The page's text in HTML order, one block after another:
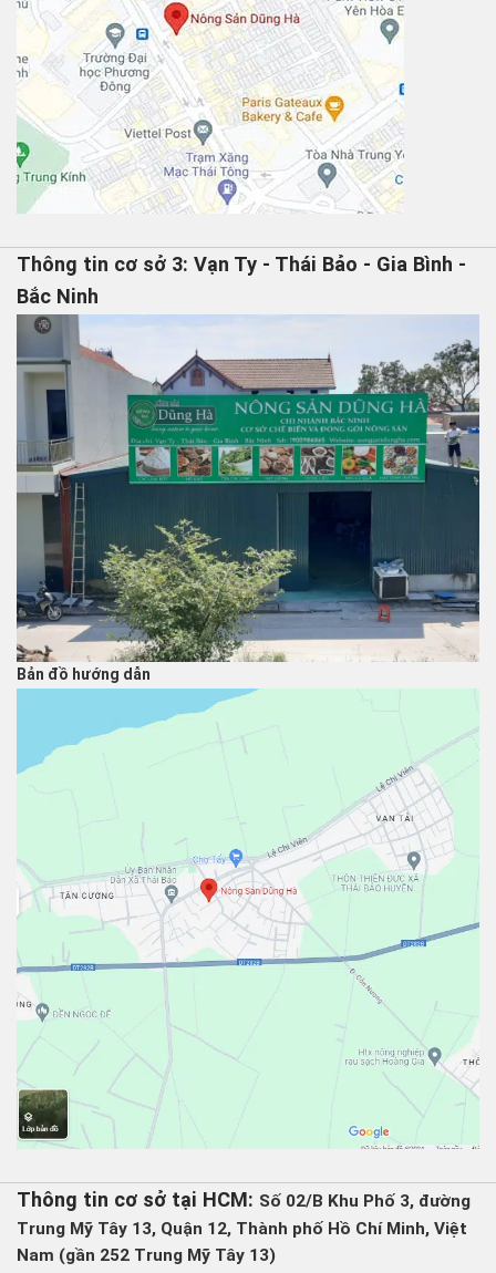
Thông tin cơ sở 3: Vạn Ty - Thái Bảo - Gia Bình -
Bắc Ninh
Bản đồ hướng dẫn
Thông tin cơ sở tại HCM: Số 02/B Khu Phố 3, đường
Trung Mỹ Tây 13, Quận 12, Thành phố Hồ Chí Minh, Việt
Nam (gần 252 Trung Mỹ Tây 13)